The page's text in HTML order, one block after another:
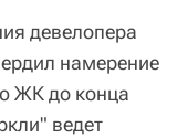
девелопера
намерение
ЖК до конца
ведет